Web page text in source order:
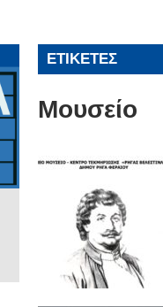
ΕΤΙΚΈΤΕΣ
Μουσείο